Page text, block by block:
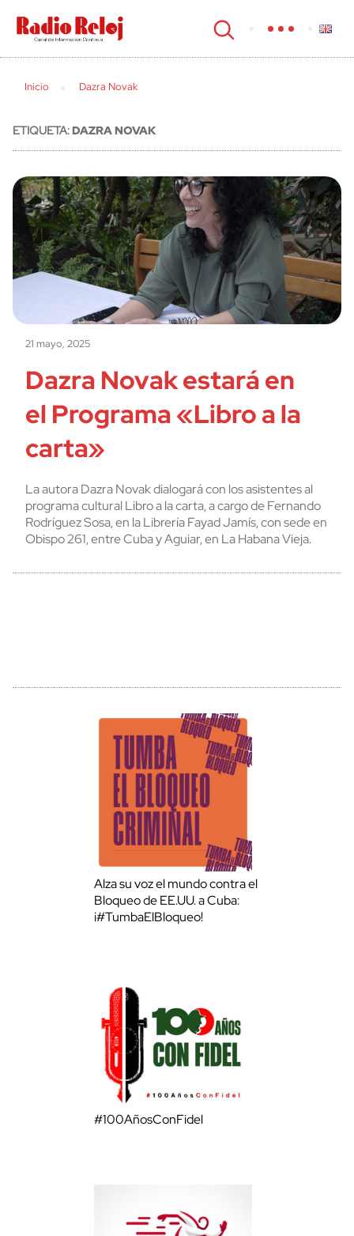
cerrar
Inicio Dazra Novak
ETIQUETA:DAZRA NOVAK
21 mayo, 2025
Dazra Novak estará en
el Programa «Libro a la
carta»
La autora Dazra Novak dialogará con los asistentes al
programa cultural Libro a la carta, a cargo de Fernando
Rodríguez Sosa, en la Librería Fayad Jamís, con sede en
Obispo 261, entre Cuba y Aguiar, en La Habana Vieja.
Alza su voz el mundo contra el
Bloqueo de EE.UU. a Cuba:
¡#TumbaElBloqueo!
#100AñosConFidel